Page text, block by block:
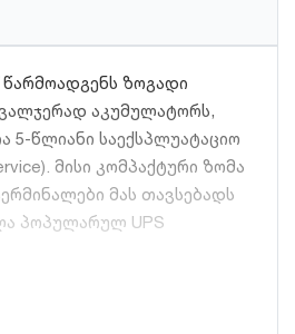
წარმოადგენს ზოგადი
აკუმულატორს,
5-წლიანი საექსპლუატაციო
მისი კომპაქტური ზომა
მას თავსებადს
პოპულარულ UPS